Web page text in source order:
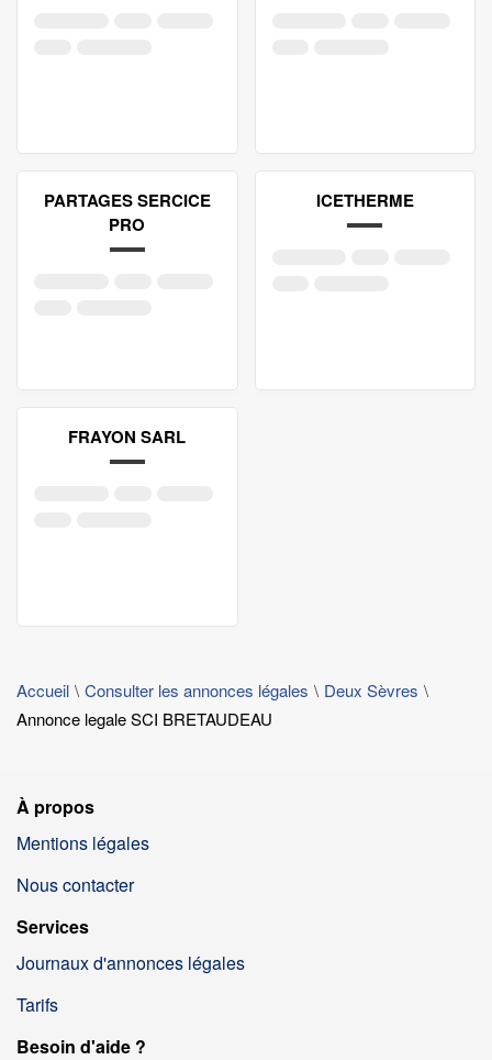
PARTAGES SERCICE
PRO
ICETHERME
FRAYON SARL
Accueil Consulter les annonces légales
Deux Sèvres
Annonce legale SCI BRETAUDEAU
À propos
Mentions légales
Nous contacter
Services
Journaux d'annonces légales
Tarifs
Besoin d'aide ?